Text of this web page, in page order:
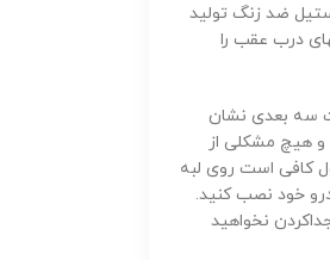
ضد زنگ تولید
درب عقب را
سه بعدی نشان
هیچ مشکلی از
کافی است روی لبه
خود نصب کنید.
نخواهید